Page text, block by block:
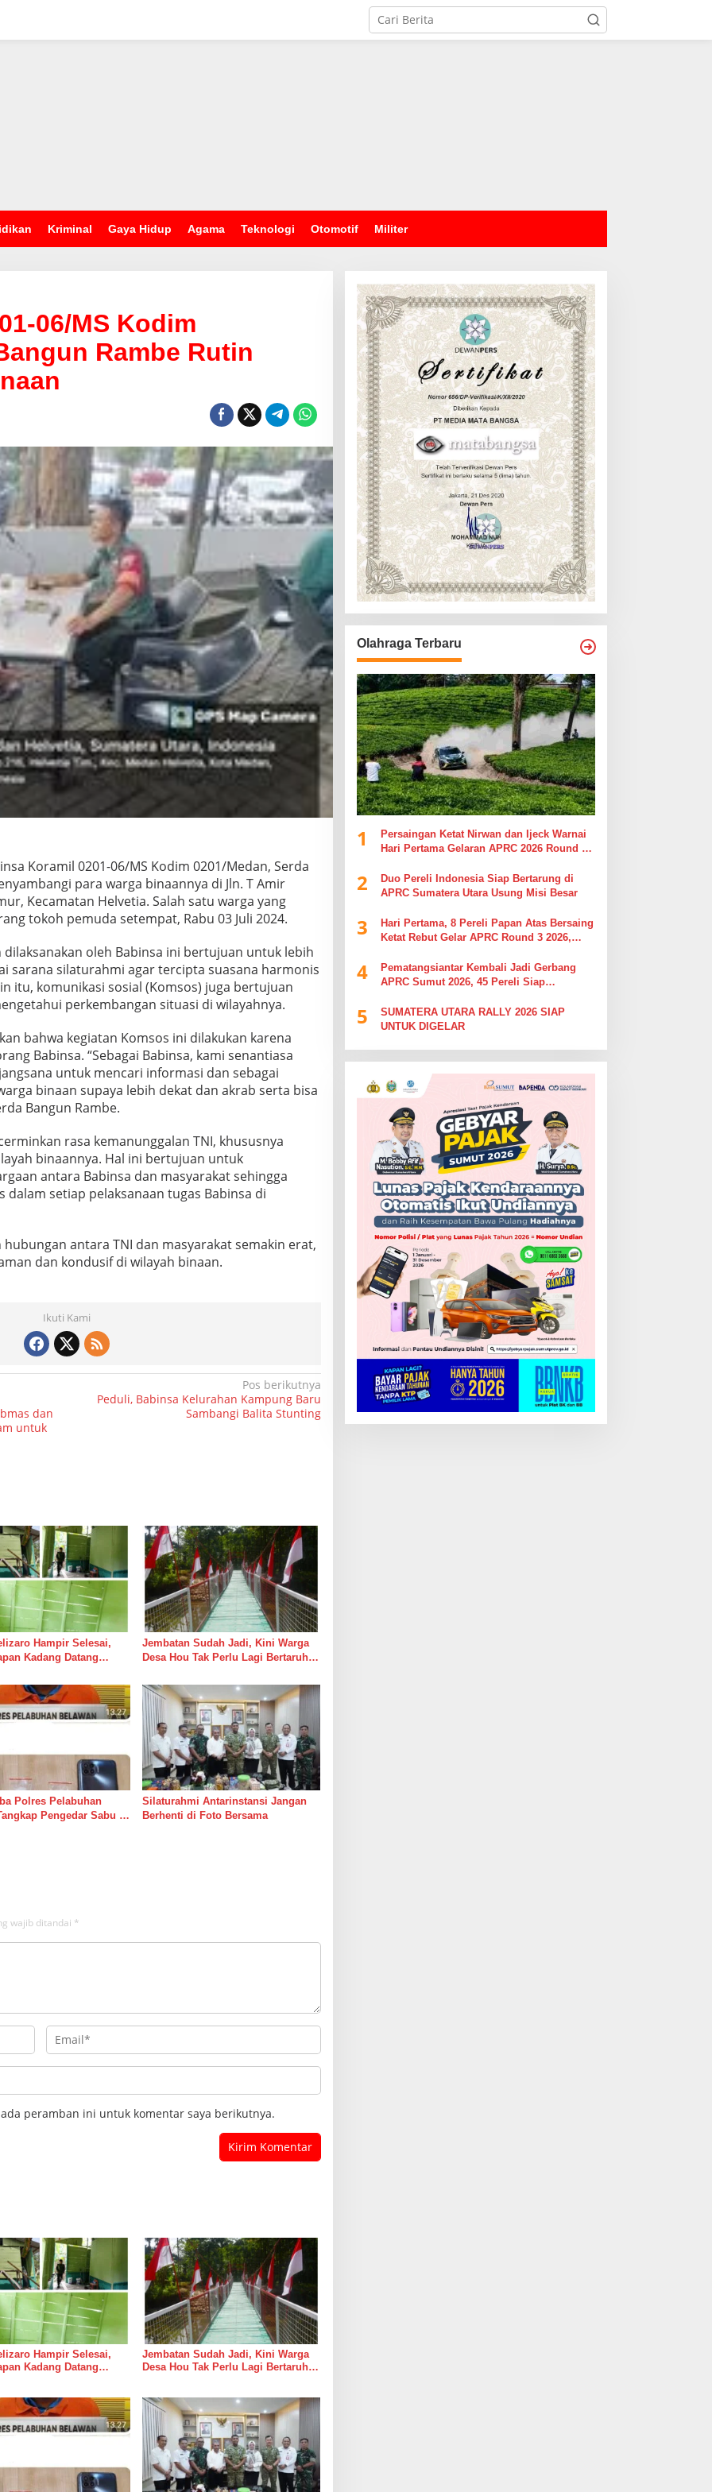
Kriminal Gaya Hidup Agama Teknologi Otomotif Militer
06/MS Kodim
Rambe Rutin
Koramil 0201-06/MS Kodim 0201/Medan, Serda
para warga binaannya di Jln. T Amir
Kecamatan Helvetia. Salah satu warga yang
tokoh pemuda setempat, Rabu 03 Juli 2024.
oleh Babinsa ini bertujuan untuk lebih
sarana silaturahmi agar tercipta suasana harmonis
itu, komunikasi sosial (Komsos) juga bertujuan
perkembangan situasi di wilayahnya.
bahwa kegiatan Komsos ini dilakukan karena
Babinsa. “Sebagai Babinsa, kami senantiasa
untuk mencari informasi dan sebagai
binaan supaya lebih dekat dan akrab serta bisa
Bangun Rambe.
rasa kemanunggalan TNI, khususnya
binaannya. Hal ini bertujuan untuk
antara Babinsa dan masyarakat sehingga
setiap pelaksanaan tugas Babinsa di
antara TNI dan masyarakat semakin erat,
dan kondusif di wilayah binaan.
Ikuti Kami
dan
untuk
Pos berikutnya
Peduli, Babinsa Kelurahan Kampung Baru
Sambangi Balita Stunting
Hampir Selesai,
Kadang Datang
Jembatan Sudah Jadi, Kini Warga
Desa Hou Tak Perlu Lagi Bertaruh
Polres Pelabuhan
Pengedar Sabu di
Silaturahmi Antarinstansi Jangan
Berhenti di Foto Bersama
wajib ditandai *
peramban ini untuk komentar saya berikutnya.
Hampir Selesai,
Kadang Datang
Jembatan Sudah Jadi, Kini Warga
Desa Hou Tak Perlu Lagi Bertaruh
Olahraga Terbaru
1
Persaingan Ketat Nirwan dan Ijeck Warnai
Hari Pertama Gelaran APRC 2026 Round 3
2
Duo Pereli Indonesia Siap Bertarung di
APRC Sumatera Utara Usung Misi Besar
3
Hari Pertama, 8 Pereli Papan Atas Bersaing
Ketat Rebut Gelar APRC Round 3 2026,
4
Pematangsiantar Kembali Jadi Gerbang
APRC Sumut 2026, 45 Pereli Siap
Kabupaten Simalungun
5
SUMATERA UTARA RALLY 2026 SIAP
UNTUK DIGELAR